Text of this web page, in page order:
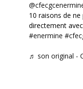
10 raisons de
directement
#enermine
♬ son original -